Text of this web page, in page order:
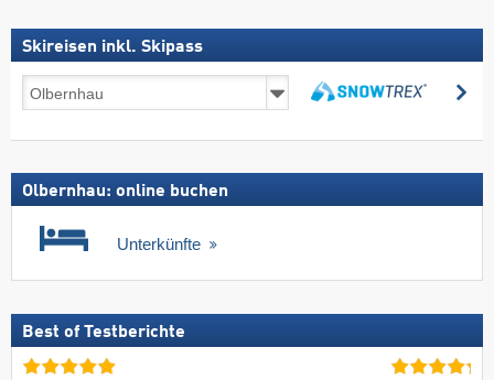
Skireisen inkl. Skipass
inkl.
Olbernhau: online buchen
Unterkünfte
Best of Testberichte